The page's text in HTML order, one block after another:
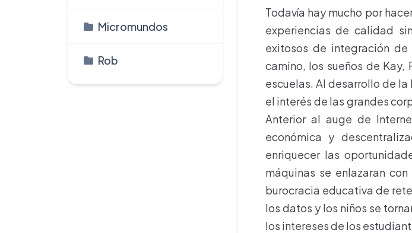
Micromundos
Rob
Todavía hay mucho por
experiencias de calidad
exitosos de integración
camino, los sueños de
escuelas. Al desarrollo de
el interés de las grandes
Anterior al auge de
económica y
enriquecer las
máquinas se enlazaran
burocracia educativa de
los datos y los niños se
los intereses de los